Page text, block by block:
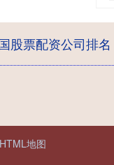
股票配资公司排名
HTML地图